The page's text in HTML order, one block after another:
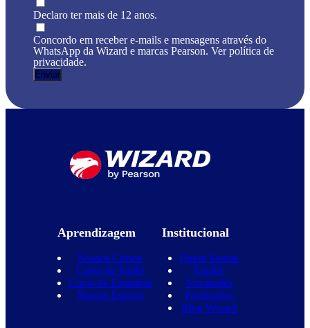
Declaro ter mais de 12 anos.
Concordo em receber e-mails e mensagens através do
WhatsApp da Wizard e marcas Pearson. Ver política de
privacidade.
Aprendizagem
Nossos Cursos
Curso de Inglês
Curso de Espanhol
Nossas Escolas
Institucional
Quem Somos
Equipe
Novidades
Promoções
Blog Wizard